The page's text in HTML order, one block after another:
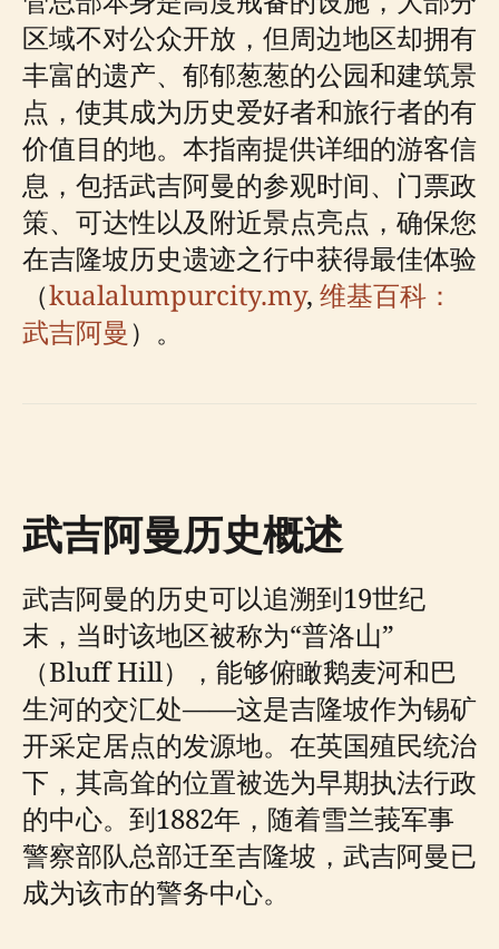
区域不对公众开放，但周边地区却拥有
丰富的遗产、郁郁葱葱的公园和建筑景
点，使其成为历史爱好者和旅行者的有
价值目的地。本指南提供详细的游客信
息，包括武吉阿曼的参观时间、门票政
策、可达性以及附近景点亮点，确保您
在吉隆坡历史遗迹之行中获得最佳体验
（kualalumpurcity.my, 维基百科：
武吉阿曼）。
武吉阿曼历史概述
武吉阿曼的历史可以追溯到19世纪
末，当时该地区被称为“普洛山”
（Bluff Hill），能够俯瞰鹅麦河和巴
生河的交汇处——这是吉隆坡作为锡矿
开采定居点的发源地。在英国殖民统治
下，其高耸的位置被选为早期执法行政
的中心。到1882年，随着雪兰莪军事
警察部队总部迁至吉隆坡，武吉阿曼已
成为该市的警务中心。